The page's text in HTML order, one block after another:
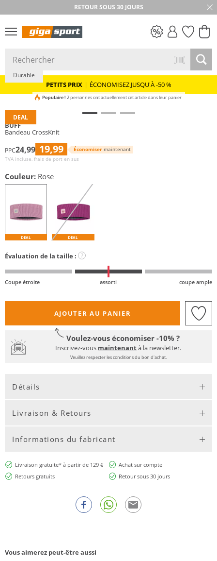
RETOUR SOUS 30 JOURS
PETITS PRIX
PETITS PRIX | ÉCONOMISEZ JUSQU'À -50 %
DEAL
Durable
Populaire ! 2 personnes ont actuellement cet article dans leur panier
BUFF
Bandeau CrossKnit
PPC24,99 19,99 Économiser maintenant
TVA incluse, frais de port en sus
Couleur: Rose
DEAL DEAL
Évaluation de la taille : ?
Coupe étroite assorti coupe ample
AJOUTER AU PANIER
Voulez-vous économiser -10% ?
Inscrivez-vous maintenantà la newsletter.
Veuillez respecter les conditions du bon d'achat.
Détails
Livraison & Retours
Informations du fabricant
Livraison gratuite* à partir de 129 €
Achat sur compte
Retours gratuits
Retour sous 30 jours
Vous aimerez peut-être aussi